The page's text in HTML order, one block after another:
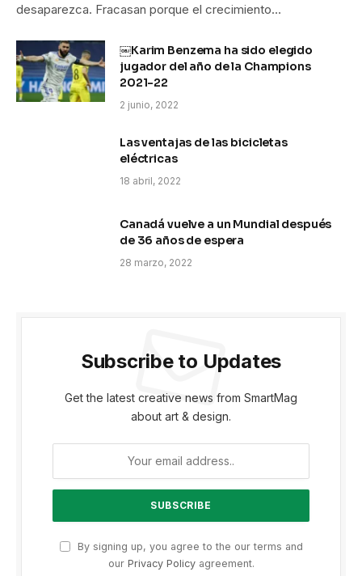
desaparezca. Fracasan porque el crecimiento…
￼Karim Benzema ha sido elegido
jugador del año de la Champions
2021-22
2 junio, 2022
Las ventajas de las bicicletas
eléctricas
18 abril, 2022
Canadá vuelve a un Mundial después
de 36 años de espera
28 marzo, 2022
Subscribe to Updates
Get the latest creative news from SmartMag
about art & design.
By signing up, you agree to the our terms and
our Privacy Policyagreement.